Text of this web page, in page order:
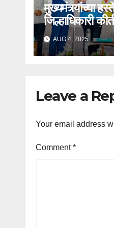
मुख्यमंत्र्यांच्या
जिल्हाधिकारी
पुजार यांचा
सन्मान
AUG 4, 2025
Leave a
Your email address
Comment*